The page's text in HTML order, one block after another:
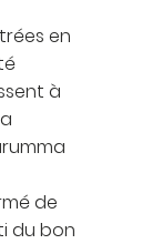
en
à
de
du bon